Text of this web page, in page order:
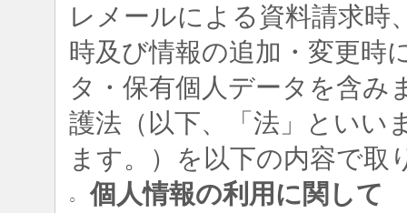
レメールによる資料請求時
時及び情報の追加・変更時
タ・保有個人データを含み
護法（以下、「法」といい
ます。）を以下の内容で取
○ 個人情報の利用に関して